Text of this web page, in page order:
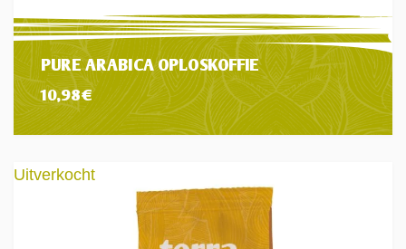
PURE ARABICA OPLOSKOFFIE
10,98€
Uitverkocht